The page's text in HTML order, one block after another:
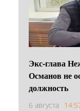
Экс-глава
Османов не
должность
6 августа